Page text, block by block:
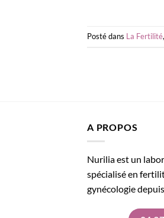
Posté dans La Fertilité,
A PROPOS
Nurilia est un
spécialisé en
gynécologie